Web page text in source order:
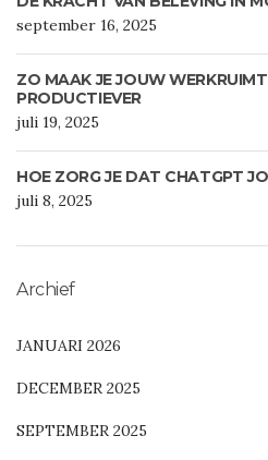
september 16, 2025
ZO MAAK JE JOUW
PRODUCTIEVER
juli 19, 2025
HOE ZORG JE DAT CHATGPT
juli 8, 2025
Archief
JANUARI 2026
DECEMBER 2025
SEPTEMBER 2025